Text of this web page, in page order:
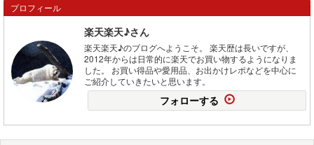
プロフィール
楽天楽天♪さん
楽天楽天♪のブログへようこそ。 楽天歴は長いですが、
2012年からは日常的に楽天でお買い物するようになりま
した。 お買い得品や愛用品、お出かけレポなどを中心に
ご紹介していきたいと思います。
フォローする